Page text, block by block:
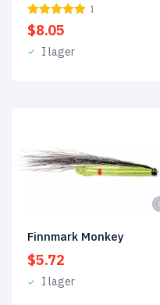
1
$8.05
I lager
Finnmark Monkey
$5.72
I lager